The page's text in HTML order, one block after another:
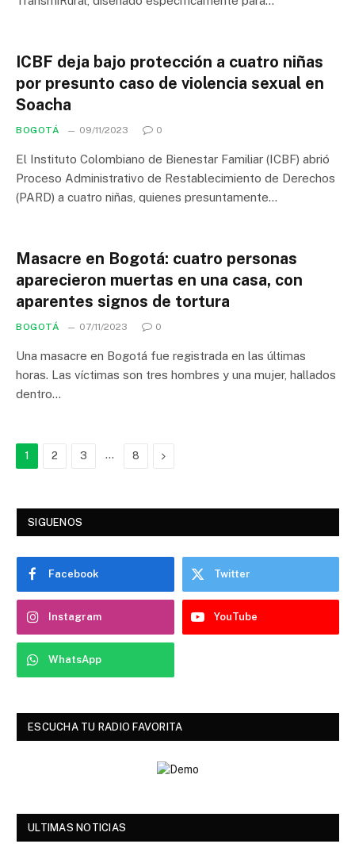
ICBF deja bajo protección a cuatro niñas
por presunto caso de violencia sexual en
Soacha
BOGOTÁ 09/11/2023 0
El Instituto Colombiano de Bienestar Familiar (ICBF) abrió
Proceso Administrativo de Restablecimiento de Derechos
(PARD) a cuatro niñas, quienes presuntamente…
Masacre en Bogotá: cuatro personas
aparecieron muertas en una casa, con
aparentes signos de tortura
BOGOTÁ 07/11/2023 0
Una masacre en Bogotá fue registrada en las últimas
horas. Las víctimas son tres hombres y una mujer, hallados
dentro…
1 2 3 … 8 Next
SIGUENOS
Facebook Twitter
Instagram YouTube
WhatsApp
ESCUCHA TU RADIO FAVORITA
ULTIMAS NOTICIAS